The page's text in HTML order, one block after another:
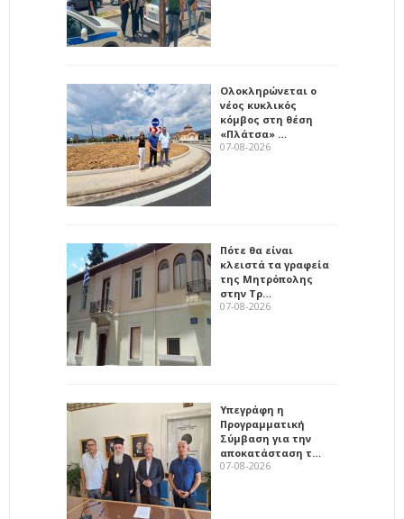
Ολοκληρώνεται ο
νέος κυκλικός
κόμβος στη θέση
«Πλάτσα» …
07-08-2026
Πότε θα είναι
κλειστά τα γραφεία
της Μητρόπολης
στην Τρ…
07-08-2026
Υπεγράφη η
Προγραμματική
Σύμβαση για την
αποκατάσταση τ…
07-08-2026